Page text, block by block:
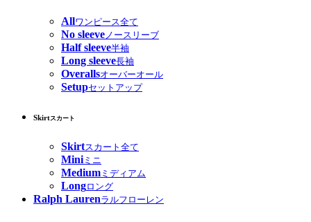
Allワンピース全て
No sleeve ノースリーブ
Half sleeve半袖
Long sleeve長袖
Overallsオーバーオール
Setupセットアップ
Skirtスカート
Skirtスカート全て
Miniミニ
Medium ミディアム
Longロング
Ralph Laurenラルフローレン